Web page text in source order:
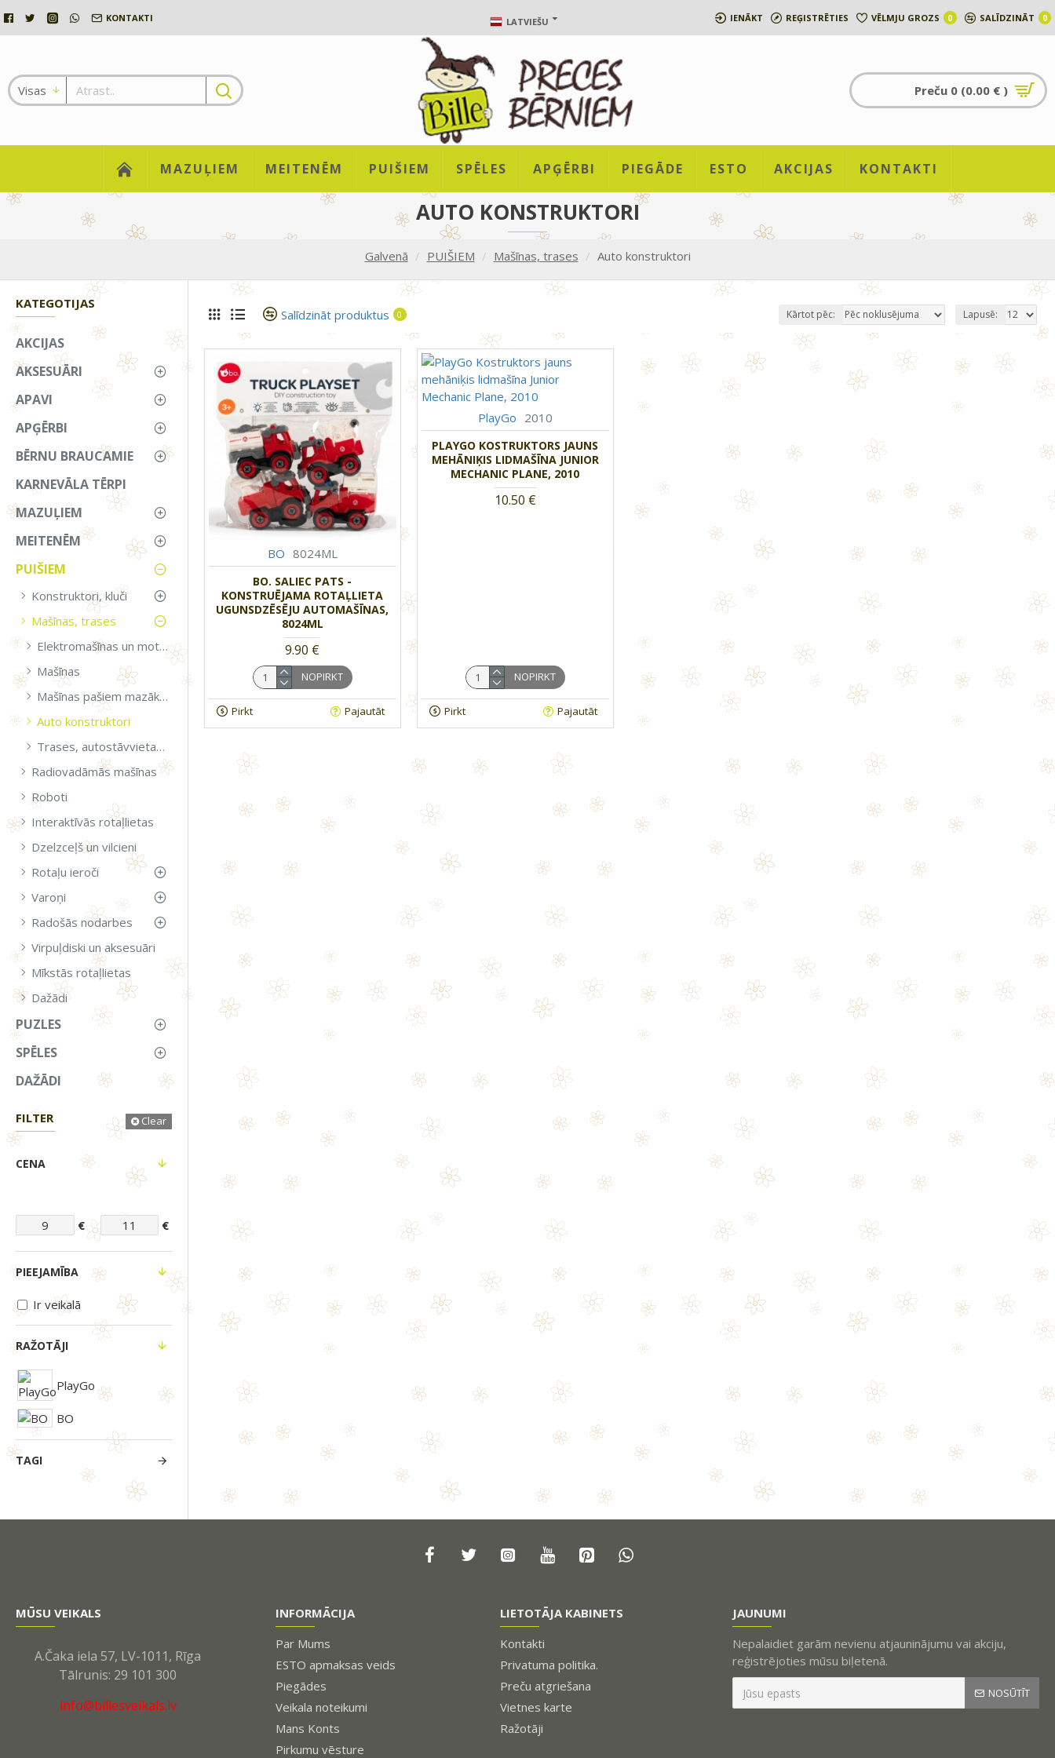
KONTAKTI LATVIEŠU IENĀKT REĢISTRĒTIES VĒLMJU GROZS 0 SALĪDZINĀT 0
Visas Preču 0 (0.00 € )
MAZUĻIEM MEITENĒM PUIŠIEM SPĒLES APĢĒRBI PIEGĀDE ESTO AKCIJAS KONTAKTI
Galvenā PUIŠIEM Mašīnas, trases Auto konstruktori
AUTO KONSTRUKTORI
KATEGOTIJAS
AKCIJAS
AKSESUĀRI
APAVI
APĢĒRBI
BĒRNU BRAUCAMIE
KARNEVĀLA TĒRPI
MAZUĻIEM
MEITENĒM
PUIŠIEM
Konstruktori, kluči
Mašīnas, trases
Elektromašīnas un motocikli
Mašīnas
Mašīnas pašiem mazākajiem
Auto konstruktori
Trases, autostāvvietas, garāžas
Radiovadāmās mašīnas
Roboti
Interaktīvās rotaļlietas
Dzelzceļš un vilcieni
Rotaļu ieroči
Varoņi
Radošās nodarbes
Virpuļdiski un aksesuāri
Mīkstās rotaļlietas
Dažādi
PUZLES
SPĒLES
DAŽĀDI
FILTER Clear
CENA
€ €
RAŽOTĀJI
PlayGo
BO
TAGI
PIEEJAMĪBA
Ir veikalā
Salīdzināt produktus 0 Kārtot pēc: Lapusē:
BO 8024ML
BO. SALIEC PATS -
KONSTRUĒJAMA ROTAĻLIETA
UGUNSDZĒSĒJU AUTOMAŠĪNAS,
8024ML
9.90 €
NOPIRKT
Pirkt Pajautāt
PlayGo 2010
PLAYGO KOSTRUKTORS JAUNS
MEHĀNIĶIS LIDMAŠĪNA JUNIOR
MECHANIC PLANE, 2010
10.50 €
NOPIRKT
Pirkt Pajautāt
MŪSU VEIKALS
A.Čaka iela 57, LV-1011, Rīga
Tālrunis: 29 101 300
info@billesveikals.lv
INFORMĀCIJA
Par Mums
ESTO apmaksas veids
Piegādes
Veikala noteikumi
Mans Konts
Pirkumu vēsture
LIETOTĀJA KABINETS
Kontakti
Privatuma politika.
Preču atgriešana
Vietnes karte
Ražotāji
JAUNUMI
Nepalaidiet garām nevienu atjauninājumu vai akciju,
reģistrējoties mūsu biļetenā.
NOSŪTĪT